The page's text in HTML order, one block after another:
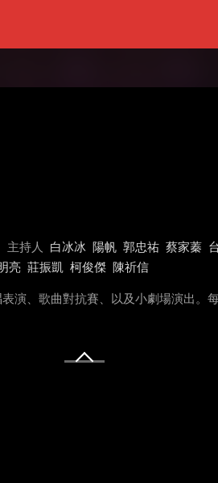
主持人 白冰冰 陽帆 郭忠祐 蔡家蓁
亮 莊振凱 柯俊傑 陳祈信
演、歌曲對抗賽、以及小劇場演出